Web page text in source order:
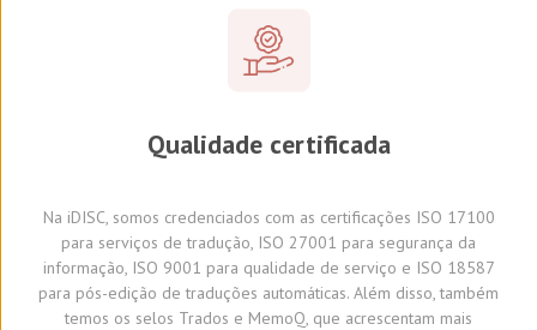
Qualidade certificada
Na iDISC somos credenciados com as certificações ISO 17100
para serviços de tradução, ISO 27001 para segurança da
informação, ISO 9001 para qualidade de serviço e ISO 18587
para pós-edição de traduções automáticas. Além disso, também
temos os selos Trados e MemoQ , que acrescentam mais